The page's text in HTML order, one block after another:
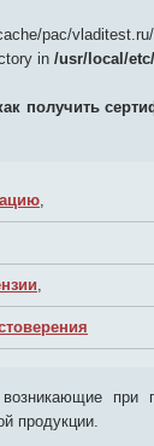
pac/vladitest.ru/
in /usr/local/
получить
,
,
при
продукции.